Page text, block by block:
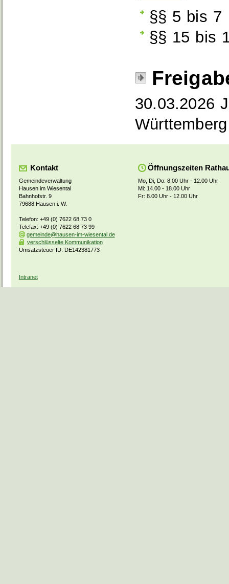
§§ 5 bis 7
§§ 15 bis
30.03.2026
Württemberg
Kontakt
Gemeindeverwaltung
Hausen im Wiesental
Bahnhofstr. 9
79688 Hausen i. W.
Telefon: +49 (0) 7622 68 73 0
Telefax: +49 (0) 7622 68 73 99
gemeinde@hausen-im-wiesental.de
verschlüsselte Kommunikation
Umsatzsteuer ID: DE142381773
Öffnungszeiten
Mo, Di, Do: 8.00 Uhr - 12.00 Uhr
Mi: 14.00 - 18.00 Uhr
Fr: 8.00 Uhr - 12.00 Uhr
Intranet